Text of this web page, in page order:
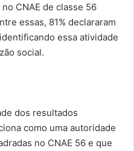
CNAE de classe 56
essas, 81% declararam
essa atividade
social.
dos resultados
como uma autoridade
no CNAE 56 e que